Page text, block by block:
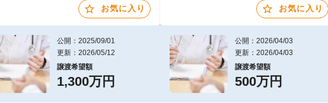
お気に入り お気に入り
公開：2025/09/01
更新：2026/05/12
譲渡希望額
1,300万円
公開：2026/04/03
更新：2026/04/03
譲渡希望額
500万円